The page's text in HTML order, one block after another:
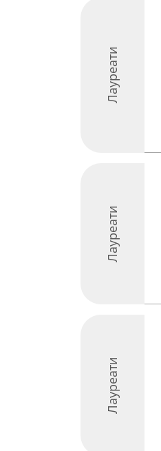
Лауреати
Лауреати
Лауреати